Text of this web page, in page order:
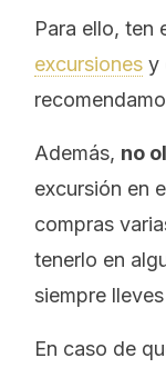
Para ello, ten
excursiones y
Además, no
excursión en
compras
tenerlo en
siempre
En caso de